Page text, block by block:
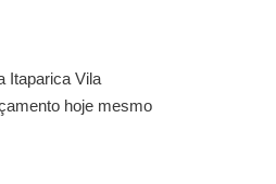
Itaparica Vila
hoje mesmo